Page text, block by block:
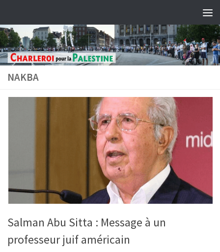
NAKBA
Salman Abu Sitta : Message à un
professeur juif américain